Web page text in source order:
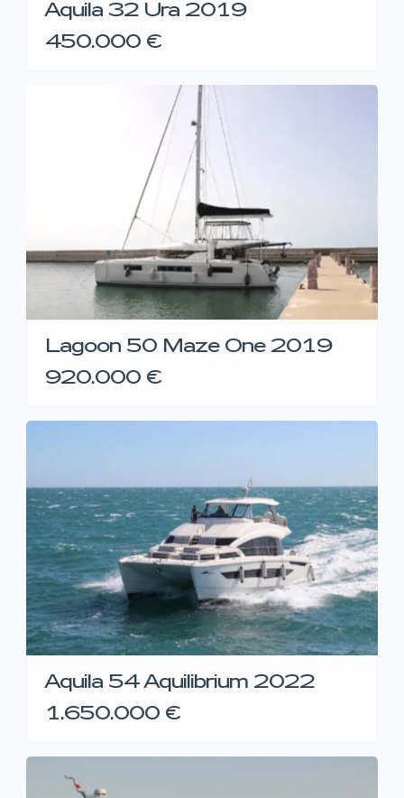
Aquila 32 Ura 2019
450.000 €
Lagoon 50 Maze One 2019
920.000 €
Aquila 54 Aquilibrium 2022
1.650.000 €